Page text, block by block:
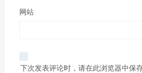
网站
下次发表评论时，请在此浏览器中保